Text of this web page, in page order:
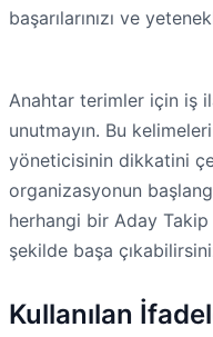
başarılarınızı ve
Anahtar terimler için iş
unutmayın. Bu
yöneticisinin dikkatini
organizasyonun
herhangi bir Aday Takip
şekilde başa
Kullanılan